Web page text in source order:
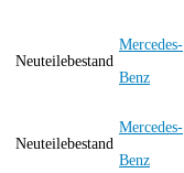
Neuteilebestand
Mercedes-
Benz
Neuteilebestand
Mercedes-
Benz